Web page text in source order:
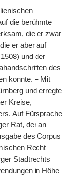
die berühmte
die er zwar
er aber auf
1508) und der
des
konnte. – Mit
und erregte
Kreise,
Auf Fürsprache
Rat, der an
des Corpus
Recht
Stadtrechts
in Höhe